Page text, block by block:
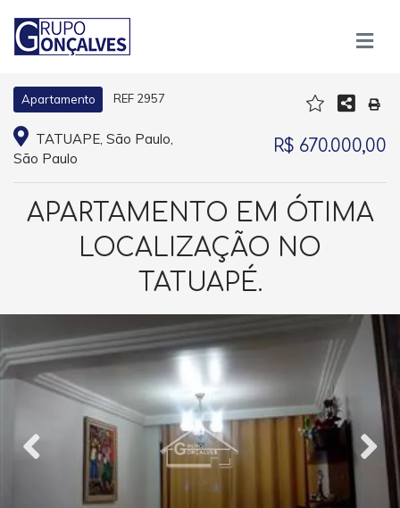
Apartamento REF 2957
TATUAPE, São Paulo,
São Paulo
R$ 670.000,00
APARTAMENTO EM ÓTIMA
LOCALIZAÇÃO NO
TATUAPÉ.